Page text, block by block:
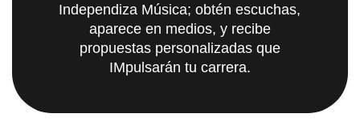
Independiza Música; obtén escuchas,
aparece en medios, y recibe
propuestas personalizadas que
IMpulsarán tu carrera.